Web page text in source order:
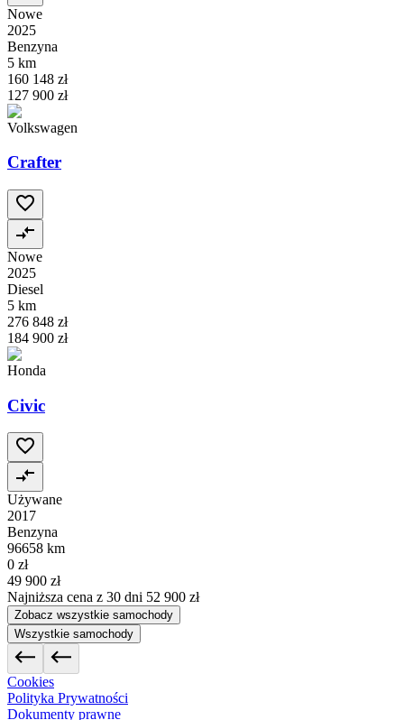
Nowe
2025
Benzyna
5 km
160 148 zł
127 900 zł
Volkswagen
Crafter
Nowe
2025
Diesel
5 km
276 848 zł
184 900 zł
Honda
Civic
Używane
2017
Benzyna
96658 km
0 zł
49 900 zł
Najniższa cena z 30 dni 52 900 zł
Zobacz wszystkie samochody
Wszystkie samochody
Cookies
Polityka Prywatności
Dokumenty prawne